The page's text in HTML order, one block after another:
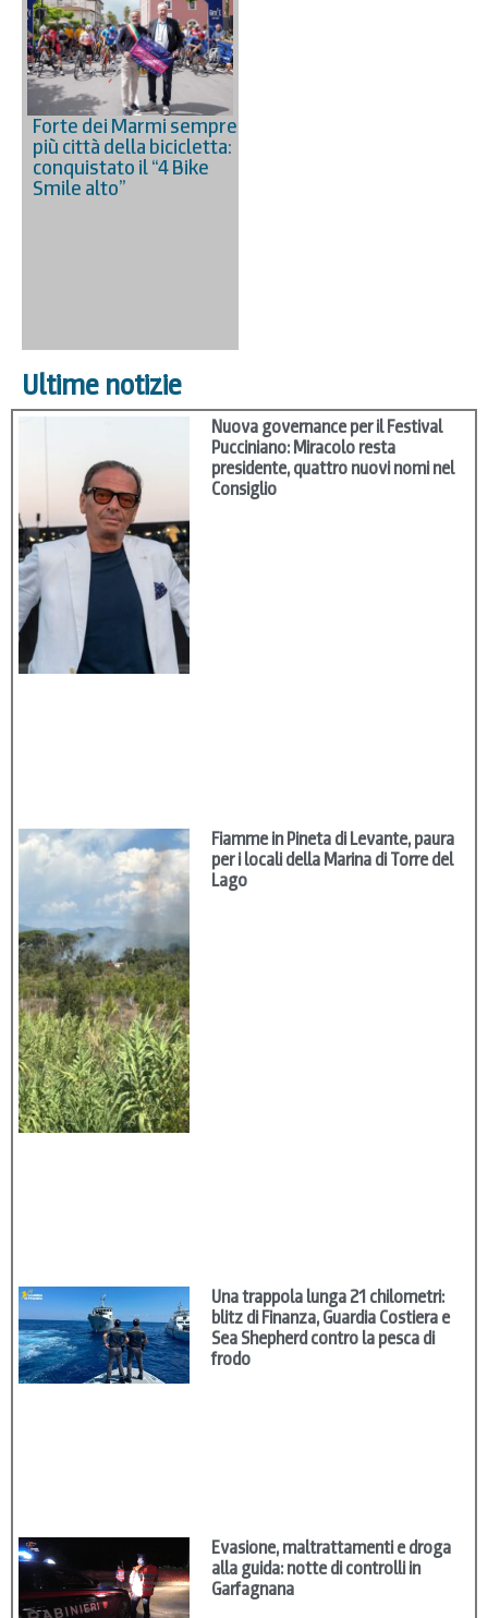
Forte dei Marmi sempre
più città della bicicletta:
conquistato il “4 Bike
Smile alto”
Ultime notizie
Nuova governance per il Festival
Pucciniano: Miracolo resta
presidente, quattro nuovi nomi nel
Consiglio
Fiamme in Pineta di Levante, paura
per i locali della Marina di Torre del
Lago
Una trappola lunga 21 chilometri:
blitz di Finanza, Guardia Costiera e
Sea Shepherd contro la pesca di
frodo
Evasione, maltrattamenti e droga
alla guida: notte di controlli in
Garfagnana